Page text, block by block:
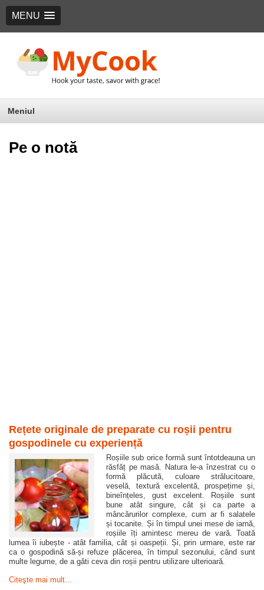
MENU
Meniul
Pe o notă
Rețete originale de preparate cu roșii pentru
gospodinele cu experiență
Roșiile sub orice formă sunt întotdeauna un
răsfăț pe masă. Natura le-a înzestrat cu o
formă plăcută, culoare strălucitoare,
veselă, textură excelentă, prospețime și,
bineînțeles, gust excelent. Roșiile sunt
bune atât singure, cât și ca parte a
mâncărurilor complexe, cum ar fi salatele
și tocanite. Și în timpul unei mese de iarnă,
roșiile îți amintesc mereu de vară. Toată
lumea îi iubește - atât familia, cât și oaspeții. Și, prin urmare, este rar
ca o gospodină să-și refuze plăcerea, în timpul sezonului, când sunt
multe legume, de a găti ceva din roșii pentru utilizare ulterioară.
Citeşte mai mult...